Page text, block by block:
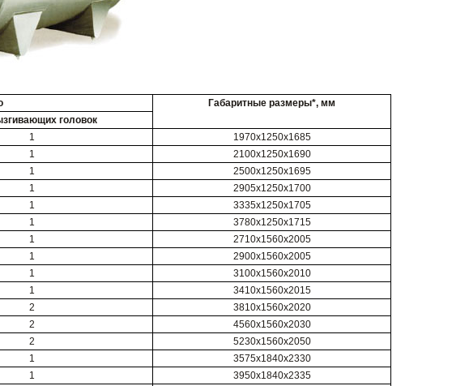
Габаритные размеры*, мм
головок
1
1970х1250х1685
1
2100х1250х1690
1
2500х1250х1695
1
2905х1250х1700
1
3335х1250х1705
1
3780х1250х1715
1
2710х1560х2005
1
2900х1560х2005
1
3100х1560х2010
1
3410х1560х2015
2
3810х1560х2020
2
4560х1560х2030
2
5230х1560х2050
1
3575х1840х2330
1
3950х1840х2335